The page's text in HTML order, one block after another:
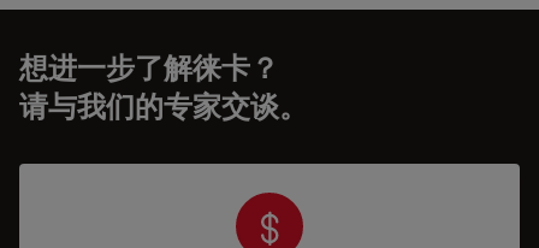
想进一步了解徕卡？
请与我们的专家交谈。